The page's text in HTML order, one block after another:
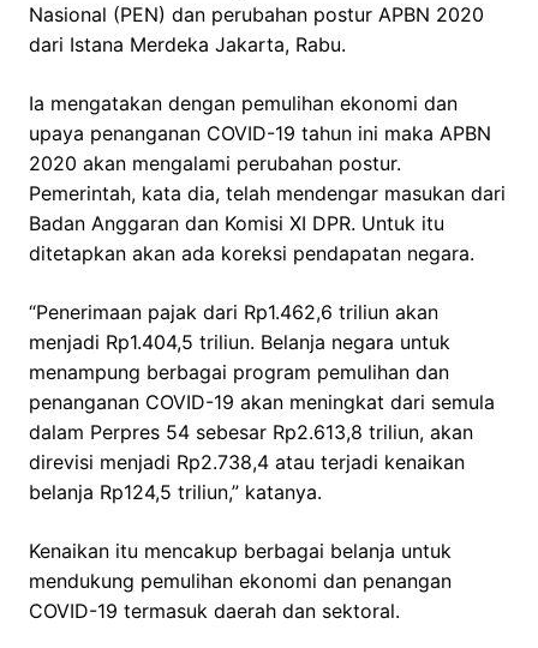
Nasional (PEN) dan perubahan postur APBN 2020
dari Istana Merdeka Jakarta, Rabu.
Ia mengatakan dengan pemulihan ekonomi dan
upaya penanganan COVID-19 tahun ini maka APBN
2020 akan mengalami perubahan postur.
Pemerintah, kata dia, telah mendengar masukan dari
Badan Anggaran dan Komisi XI DPR. Untuk itu
ditetapkan akan ada koreksi pendapatan negara.
“Penerimaan pajak dari Rp1.462,6 triliun akan
menjadi Rp1.404,5 triliun. Belanja negara untuk
menampung berbagai program pemulihan dan
penanganan COVID-19 akan meningkat dari semula
dalam Perpres 54 sebesar Rp2.613,8 triliun, akan
direvisi menjadi Rp2.738,4 atau terjadi kenaikan
belanja Rp124,5 triliun,” katanya.
Kenaikan itu mencakup berbagai belanja untuk
mendukung pemulihan ekonomi dan penangan
COVID-19 termasuk daerah dan sektoral.